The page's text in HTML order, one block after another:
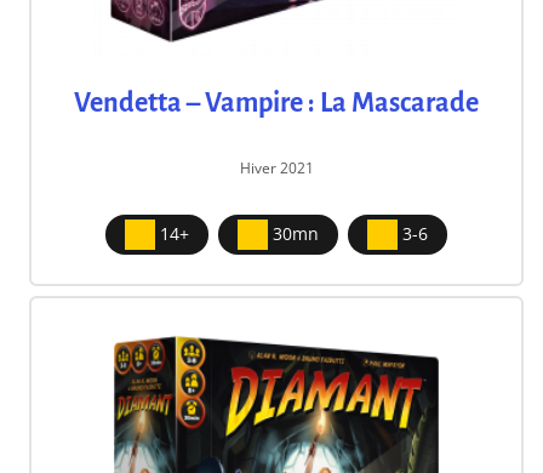
Vendetta – Vampire : La Mascarade
Hiver 2021
14+ 30mn 3-6